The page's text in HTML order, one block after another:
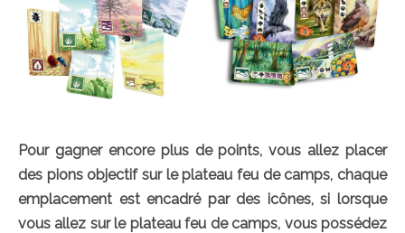
Pour gagner encore plus de points, vous allez placer
des pions objectif sur le plateau feu de camps, chaque
emplacement est encadré par des icônes, si lorsque
vous allez sur le plateau feu de camps, vous possédez